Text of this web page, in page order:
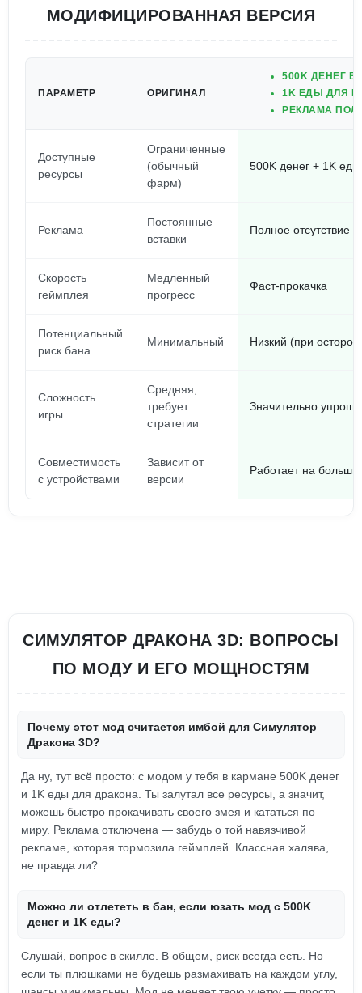
МОДИФИЦИРОВАННАЯ ВЕРСИЯ
ПАРАМЕТР ОРИГИНАЛ
500K ДЕНЕГ
1K ЕДЫ ДЛЯ
РЕКЛАМА
Доступные
ресурсы
Ограниченные
(обычный
фарм)
500K денег + 1K
Реклама
Постоянные
вставки
Полное отсутствие
Скорость
геймплея
Медленный
прогресс
Фаст-прокачка
Потенциальный
риск бана
Минимальный Низкий (при
Сложность
игры
Средняя,
требует
стратегии
Значительно
Совместимость
с устройствами
Зависит от
версии
Работает на
СИМУЛЯТОР ДРАКОНА 3D: ВОПРОСЫ
ПО МОДУ И ЕГО МОЩНОСТЯМ
Почему этот мод считается имбой для Симулятор
Дракона 3D?
Да ну, тут всё просто: с модом у тебя в кармане 500K денег
и 1K еды для дракона. Ты залутал все ресурсы, а значит,
можешь быстро прокачивать своего змея и кататься по
миру. Реклама отключена — забудь о той навязчивой
рекламе, которая тормозила геймплей. Классная халява,
не правда ли?
Можно ли отлететь в бан, если юзать мод с 500K
денег и 1K еды?
Слушай, вопрос в скилле. В общем, риск всегда есть. Но
если ты плюшками не будешь размахивать на каждом углу,